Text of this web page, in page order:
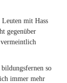
Leuten mit Hass
gegenüber
so
immer mehr